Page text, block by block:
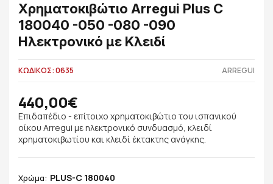
Χρηματοκιβώτιο Arregui Plus C
180040 -050 -080 -090
Ηλεκτρονικό με Κλειδί
ΚΩΔΙΚΟΣ: 0635 ARREGUI
440,00€
Επιδαπέδιο - επίτοιχο χρηματοκιβώτιο του ισπανικού
οίκου Arregui με ηλεκτρονικό συνδυασμό, κλειδί
χρηματοκιβωτίου και κλειδί έκτακτης ανάγκης.
Χρώμα: PLUS-C 180040